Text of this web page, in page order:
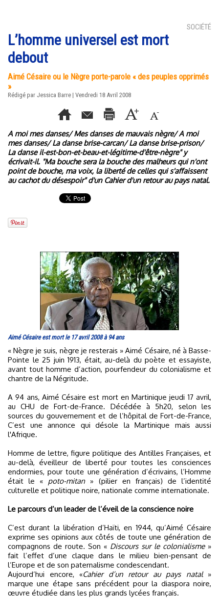
SOCIÉTÉ
L’homme universel est mort
debout
Aimé Césaire ou le Nègre porte-parole « des peuples opprimés
»
Rédigé par Jessica Barre | Vendredi 18 Avril 2008
A moi mes danses/ Mes danses de mauvais nègre/ A moi
mes danses/ La danse brise-carcan/ La danse brise-prison/
La danse il-est-bon-et-beau-et-légitime-d'être-nègre" y
écrivait-il. "Ma bouche sera la bouche des malheurs qui n'ont
point de bouche, ma voix, la liberté de celles qui s'affaissent
au cachot du désespoir" d'un Cahier d'un retour au pays natal.
Aimé Césaire est mort le 17 avril 2008 à 94 ans
« Nègre je suis, nègre je resterais » Aimé Césaire, né à Basse-
Pointe le 25 juin 1913, était, au-delà du poète et essayiste,
avant tout homme d’action, pourfendeur du colonialisme et
chantre de la Négritude.
A 94 ans, Aimé Césaire est mort en Martinique jeudi 17 avril,
au CHU de Fort-de-France. Décédée à 5h20, selon les
sources du gouvernement et de l’hôpital de Fort-de-France,
C’est une annonce qui désole la Martinique mais aussi
l'Afrique.
Homme de lettre, figure politique des Antilles Françaises, et
au-delà, éveilleur de liberté pour toutes les consciences
endormies, pour toute une génération d’écrivains, l’Homme
était le « poto-mitan » (pilier en français) de l’identité
culturelle et politique noire, nationale comme internationale.
Le parcours d’un leader de l’éveil de la conscience noire
C’est durant la libération d’Haïti, en 1944, qu’Aimé Césaire
exprime ses opinions aux côtés de toute une génération de
compagnons de route. Son « Discours sur le colonialisme»
fait l’effet d’une claque dans le milieu bien-pensant de
l’Europe et de son paternalisme condescendant.
Aujourd’hui encore, «Cahier d’un retour au pays natal »
marque une étape sans précédent pour la diaspora noire,
œuvre étudiée dans les plus grands lycées français.